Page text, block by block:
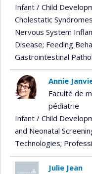
Infant / Child
Cholestatic Syndromes
Nervous System
Disease; Feeding
Gastrointestinal
Annie
Faculté de
pédiatrie
Infant / Child
and Neonatal
Technologies;
Julie Jean